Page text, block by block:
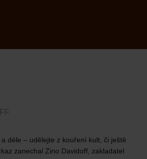
a déle – udělejte z kouření kult, či ještě
zanechal Zino Davidoff, zakladatel